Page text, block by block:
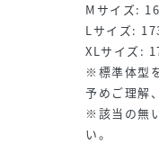
Mサイズ:
Lサイズ:
XLサイズ:
※標準体型
予めご理解
※該当の無
い。